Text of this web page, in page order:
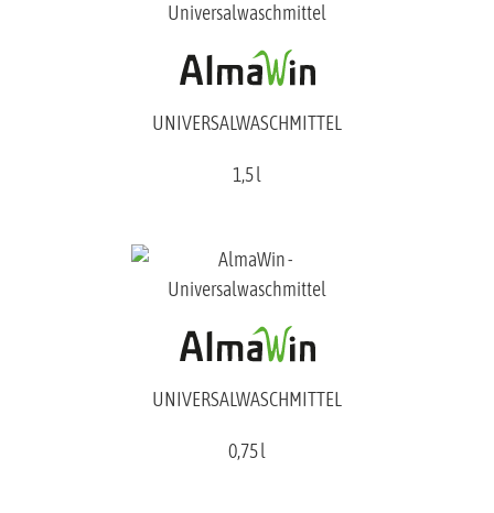
UNIVERSALWASCHMITTEL
1,5 l
UNIVERSALWASCHMITTEL
0,75 l